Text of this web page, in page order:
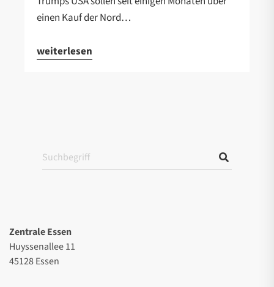
einen Kauf der Nord…
weiterlesen
Zentrale Essen
Huyssenallee 11
45128 Essen